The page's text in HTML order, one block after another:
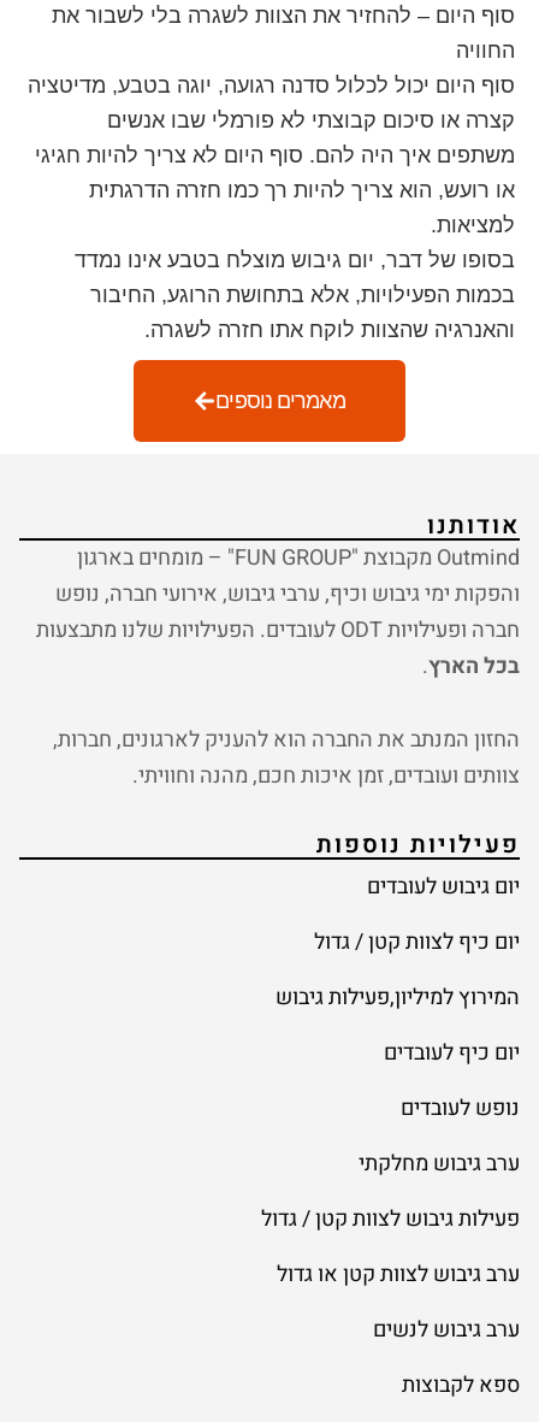
סוף היום – להחזיר את הצוות לשגרה בלי לשבור את
החוויה
סוף היום יכול לכלול סדנה רגועה, יוגה בטבע, מדיטציה
קצרה או סיכום קבוצתי לא פורמלי שבו אנשים
משתפים איך היה להם. סוף היום לא צריך להיות חגיגי
או רועש, הוא צריך להיות רך כמו חזרה הדרגתית
למציאות.
בסופו של דבר, יום גיבוש מוצלח בטבע אינו נמדד
בכמות הפעילויות, אלא בתחושת הרוגע, החיבור
והאנרגיה שהצוות לוקח אתו חזרה לשגרה.
מאמרים נוספים
אודותנו
Outmind מקבוצת "FUN GROUP" – מומחים בארגון
והפקות ימי גיבוש וכיף, ערבי גיבוש, אירועי חברה, נופש
חברה ופעילויות ODT לעובדים. הפעילויות שלנו מתבצעות
בכל הארץ.
החזון המנתב את החברה הוא להעניק לארגונים, חברות,
צוותים ועובדים, זמן איכות חכם, מהנה וחוויתי.
פעילויות נוספות
יום גיבוש לעובדים
יום כיף לצוות קטן / גדול
המירוץ למיליון,פעילות גיבוש
יום כיף לעובדים
נופש לעובדים
ערב גיבוש מחלקתי
פעילות גיבוש לצוות קטן / גדול
ערב גיבוש לצוות קטן או גדול
ערב גיבוש לנשים
ספא לקבוצות